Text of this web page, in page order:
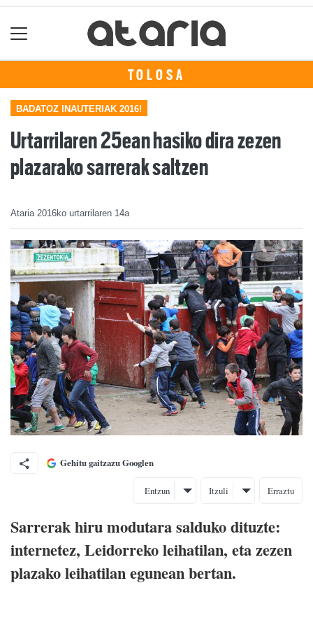
TOLOSA
BADATOZ INAUTERIAK 2016!
Urtarrilaren 25ean hasiko dira zezen
plazarako sarrerak saltzen
Ataria 2016ko urtarrilaren 14a
Gehitu gaitzazu Googlen
Entzun Itzuli Erraztu
Sarrerak hiru modutara salduko dituzte:
internetez, Leidorreko leihatilan, eta zezen
plazako leihatilan egunean bertan.